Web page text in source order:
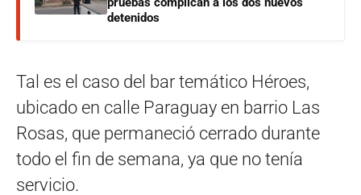
detenidos
Tal es el caso del bar temático Héroes,
ubicado en calle Paraguay en barrio Las
Rosas, que permaneció cerrado durante
todo el fin de semana, ya que no tenía
servicio.